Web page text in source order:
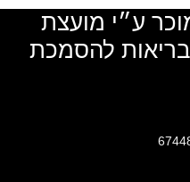
ע״י מועצת
להסמכת